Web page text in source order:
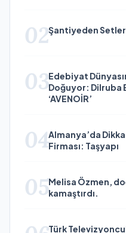
02Şantiyeden
03Edebiyat
Doğuyor: Dilruba
‘AVENOİR’
04Almanya’da
Firması: Taşyapı
05Melisa Özmen,
kamaştırdı.
Türk